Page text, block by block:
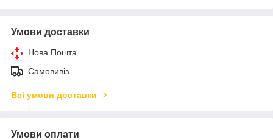
Умови доставки
Нова Пошта
Самовивіз
Всі умови доставки
Умови оплати